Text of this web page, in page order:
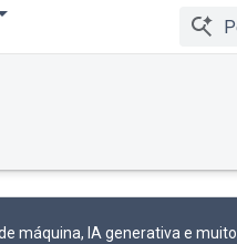
máquina, IA generativa e